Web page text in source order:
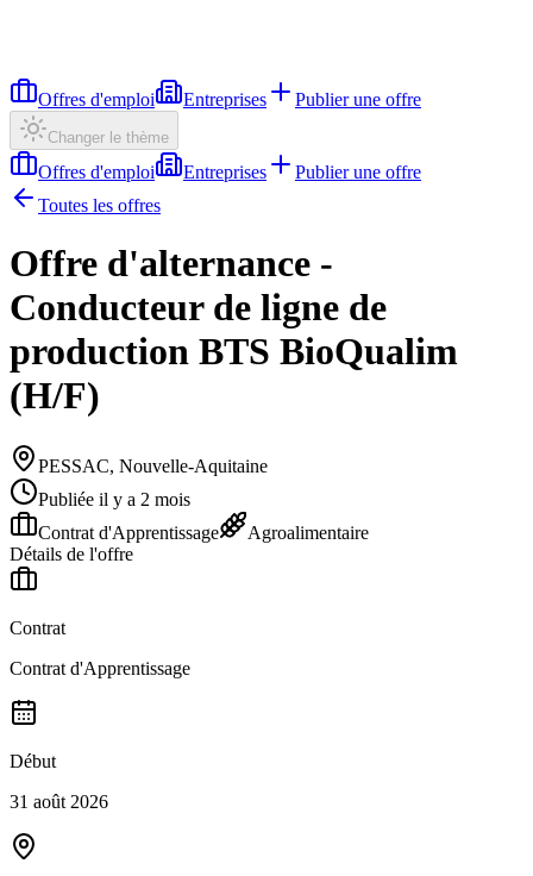
Offres d'emploi Entreprises Publier une offre
Changer le thème
Offres d'emploi Entreprises
Publier une offre
Toutes les offres
Offre d'alternance -
Conducteur de ligne de
production BTS BioQualim
(H/F)
PESSAC, Nouvelle-Aquitaine
Publiée il y a 2 mois
Contrat d'Apprentissage
Agroalimentaire
Détails de l'offre
Contrat
Contrat d'Apprentissage
Début
31 août 2026